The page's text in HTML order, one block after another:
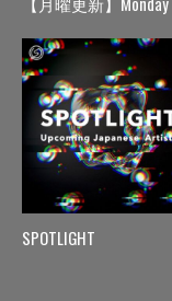
SPOTLIGHT